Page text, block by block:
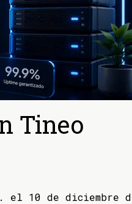
Tineo
el 10 de diciembre